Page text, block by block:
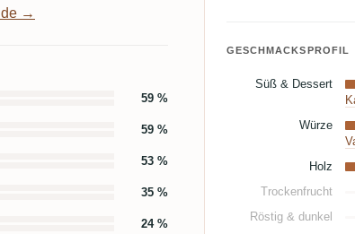
→
59 %
59 %
53 %
35 %
24 %
GESCHMACKSPROFIL
Süß & Dessert
Würze
Holz
Trockenfrucht
Röstig & dunkel